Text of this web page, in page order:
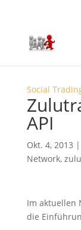
Social
API
Okt. 4, 2013 |
Network,
Im aktuellen
die